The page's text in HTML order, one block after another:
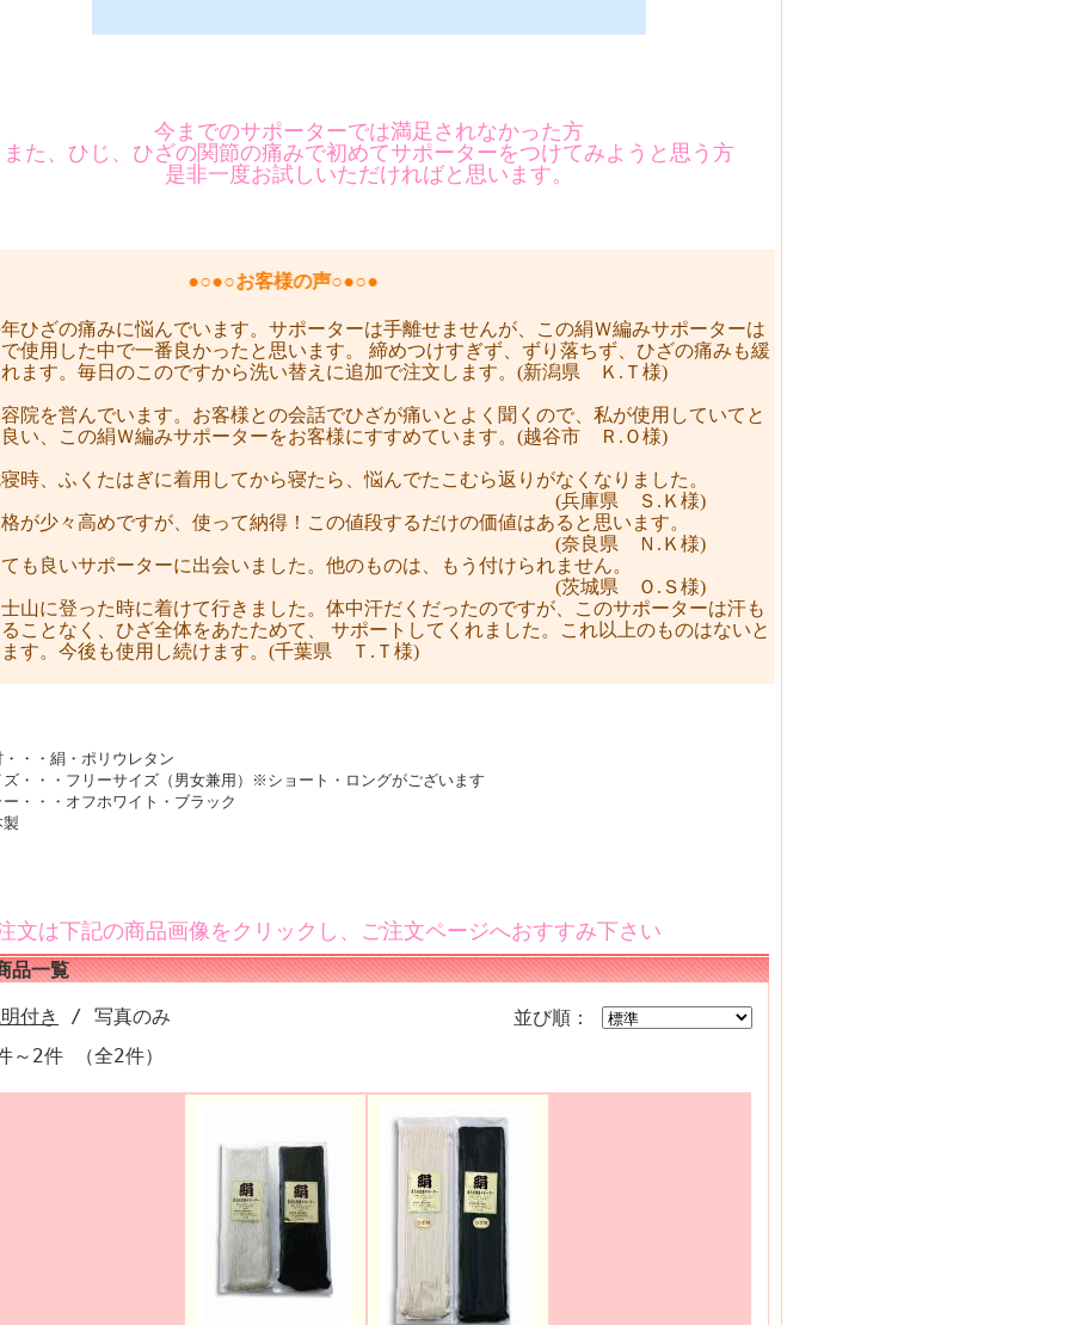
今までのサポーターでは満足されなかった方
また、ひじ、ひざの関節の痛みで初めてサポーターをつけてみようと思う方
是非一度お試しいただければと思います。
●○●○お客様の声○●○●
ひざの痛みに悩んでいます。サポーターは手離せませんが、この絹Ｗ編みサポーターは
使用した中で一番良かったと思います。 締めつけすぎず、ずり落ちず、ひざの痛みも緩
ます。毎日のこのですから洗い替えに追加で注文します。(新潟県 Ｋ.Ｔ様)
院を営んでいます。お客様との会話でひざが痛いとよく聞くので、私が使用していてと
い、この絹Ｗ編みサポーターをお客様にすすめています。(越谷市 Ｒ.Ｏ様)
時、ふくたはぎに着用してから寝たら、悩んでたこむら返りがなくなりました。
庫県 Ｓ.Ｋ様)
が少々高めですが、使って納得！この値段するだけの価値はあると思います。
良県 Ｎ.Ｋ様)
も良いサポーターに出会いました。他のものは、もう付けられません。
城県 Ｏ.Ｓ様)
山に登った時に着けて行きました。体中汗だくだったのですが、このサポーターは汗も
ことなく、ひざ全体をあたためて、 サポートしてくれました。これ以上のものはないと
す。今後も使用し続けます。(千葉県 Ｔ.Ｔ様)
・・絹・ポリウレタン
・・・フリーサイズ（男女兼用）※ショート・ロングがございます
・・・オフホワイト・ブラック
文は下記の商品画像をクリックし、ご注文ページへおすすみ下さい
品一覧
並び順：
付き
/ 写真のみ
～2件 （全2件）